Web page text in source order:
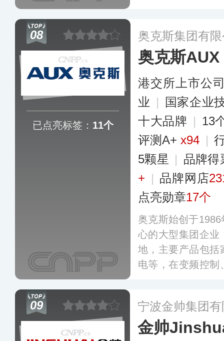
区。更多
08
已点亮标签： 11个
奥克斯集团有
奥克斯AUX
港交所上市公
业 |
国家企业
十大品牌 | 13
评测A+x94 |
5颗星 | 品牌得
+ | 品牌网店
点亮勋章17个
奥克斯始创于
心的大型集团企业
地，主要产品包括
电等，在变频控制
家和地区。更多
09 宁波金帅集团
金帅